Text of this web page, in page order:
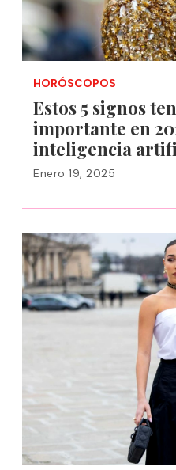
HORÓSCOPOS
Estos 5 signos
importante en
inteligencia
Enero 19, 2025